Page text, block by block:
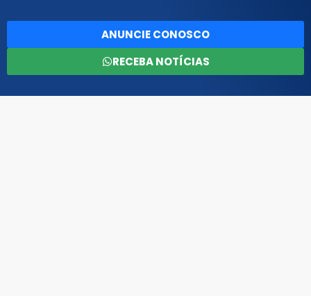
ANUNCIE CONOSCO
RECEBA NOTÍCIAS